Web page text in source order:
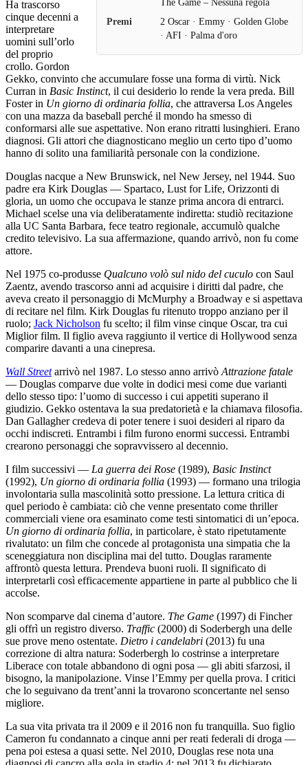
Premi
2 Oscar · Emmy · Golden Globe
· AFI · Palma d'oro
Ha trascorso
cinque decenni a
interpretare
uomini sull’orlo
del proprio
crollo. Gordon
Gekko, convinto che accumulare fosse una forma di virtù. Nick
Curran in Basic Instinct, il cui desiderio lo rende la vera preda. Bill
Foster in Un giorno di ordinaria follia, che attraversa Los Angeles
con una mazza da baseball perché il mondo ha smesso di
conformarsi alle sue aspettative. Non erano ritratti lusinghieri. Erano
diagnosi. Gli attori che diagnosticano meglio un certo tipo d’uomo
hanno di solito una familiarità personale con la condizione.
Douglas nacque a New Brunswick, nel New Jersey, nel 1944. Suo
padre era Kirk Douglas — Spartaco, Lust for Life, Orizzonti di
gloria, un uomo che occupava le stanze prima ancora di entrarci.
Michael scelse una via deliberatamente indiretta: studiò recitazione
alla UC Santa Barbara, fece teatro regionale, accumulò qualche
credito televisivo. La sua affermazione, quando arrivò, non fu come
attore.
Nel 1975 co-produsse Qualcuno volò sul nido del cuculo con Saul
Zaentz, avendo trascorso anni ad acquisire i diritti dal padre, che
aveva creato il personaggio di McMurphy a Broadway e si aspettava
di recitare nel film. Kirk Douglas fu ritenuto troppo anziano per il
ruolo; Jack Nicholson fu scelto; il film vinse cinque Oscar, tra cui
Miglior film. Il figlio aveva raggiunto il vertice di Hollywood senza
comparire davanti a una cinepresa.
Wall Streetarrivò nel 1987. Lo stesso anno arrivò Attrazione fatale
— Douglas comparve due volte in dodici mesi come due varianti
dello stesso tipo: l’uomo di successo i cui appetiti superano il
giudizio. Gekko ostentava la sua predatorietà e la chiamava filosofia.
Dan Gallagher credeva di poter tenere i suoi desideri al riparo da
occhi indiscreti. Entrambi i film furono enormi successi. Entrambi
crearono personaggi che sopravvissero al decennio.
I film successivi — La guerra dei Rose (1989), Basic Instinct
(1992), Un giorno di ordinaria follia (1993) — formano una trilogia
involontaria sulla mascolinità sotto pressione. La lettura critica di
quel periodo è cambiata: ciò che venne presentato come thriller
commerciali viene ora esaminato come testi sintomatici di un’epoca.
Un giorno di ordinaria follia, in particolare, è stato ripetutamente
rivalutato: un film che concede al protagonista una simpatia che la
sceneggiatura non disciplina mai del tutto. Douglas raramente
affrontò questa lettura. Prendeva buoni ruoli. Il significato di
interpretarli così efficacemente appartiene in parte al pubblico che li
accolse.
Non scomparve dal cinema d’autore. The Game (1997) di Fincher
gli offrì un registro diverso. Traffic (2000) di Soderbergh una delle
sue prove meno ostentate. Dietro i candelabri (2013) fu una
correzione di altra natura: Soderbergh lo costrinse a interpretare
Liberace con totale abbandono di ogni posa — gli abiti sfarzosi, il
bisogno, la manipolazione. Vinse l’Emmy per quella prova. I critici
che lo seguivano da trent’anni la trovarono sconcertante nel senso
migliore.
La sua vita privata tra il 2009 e il 2016 non fu tranquilla. Suo figlio
Cameron fu condannato a cinque anni per reati federali di droga —
pena poi estesa a quasi sette. Nel 2010, Douglas rese nota una